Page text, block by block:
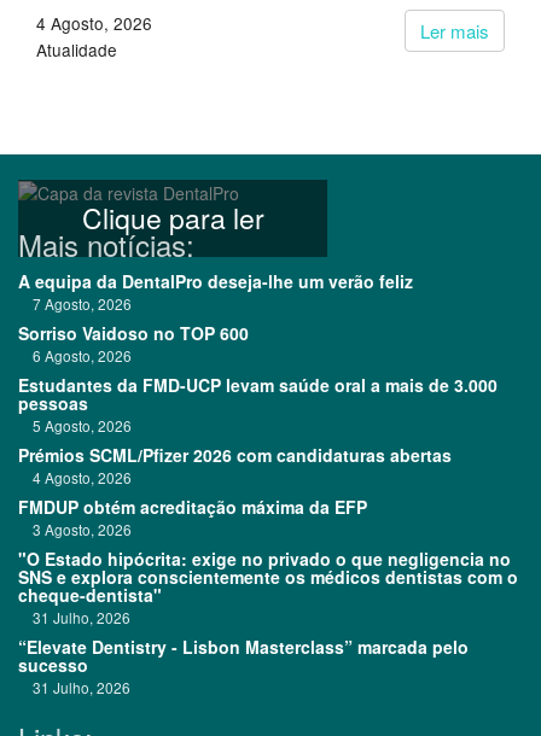
Ler mais
4 Agosto, 2026
Atualidade
Clique para ler
Mais notícias:
A equipa da DentalPro deseja-lhe um verão feliz
7 Agosto, 2026
Sorriso Vaidoso no TOP 600
6 Agosto, 2026
Estudantes da FMD-UCP levam saúde oral a mais de 3.000
pessoas
5 Agosto, 2026
Prémios SCML/Pfizer 2026 com candidaturas abertas
4 Agosto, 2026
FMDUP obtém acreditação máxima da EFP
3 Agosto, 2026
"O Estado hipócrita: exige no privado o que negligencia no
SNS e explora conscientemente os médicos dentistas com o
cheque-dentista"
31 Julho, 2026
“Elevate Dentistry - Lisbon Masterclass” marcada pelo
sucesso
31 Julho, 2026